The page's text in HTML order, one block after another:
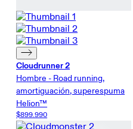
Cloudrunner 2
Hombre - Road running,
amortiguación, superespuma
Helion™
$899.990